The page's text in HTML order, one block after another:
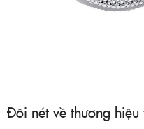
Đôi nét về thương hiệu